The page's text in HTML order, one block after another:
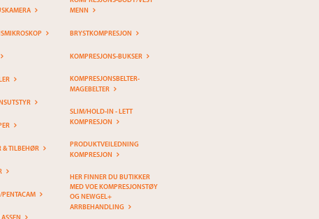
& TILBEHØR
MENN
BRYSTKOMPRESJON
KOMPRESJONS-BUKSER
KOMPRESJONSBELTER-
MAGEBELTER
SLIM/HOLD-IN - LETT
KOMPRESJON
PRODUKTVEILEDNING
KOMPRESJON
HER FINNER DU BUTIKKER
MED VOE KOMPRESJONSTØY
OG NEWGEL+
ARRBEHANDLING